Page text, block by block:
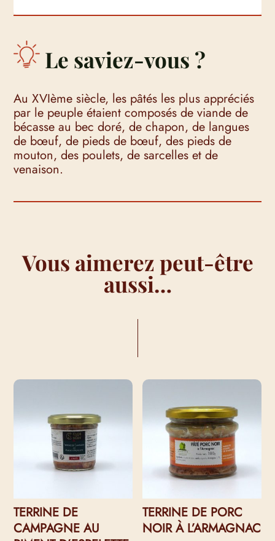
Le saviez-vous ?
Au XVIème siècle, les pâtés les plus appréciés
par le peuple étaient composés de viande de
bécasse au bec doré, de chapon, de langues
de bœuf, de pieds de bœuf, des pieds de
mouton, des poulets, de sarcelles et de
venaison.
Vous aimerez peut-être
aussi…
TERRINE DE
CAMPAGNE AU
TERRINE DE PORC
NOIR À L’ARMAGNAC